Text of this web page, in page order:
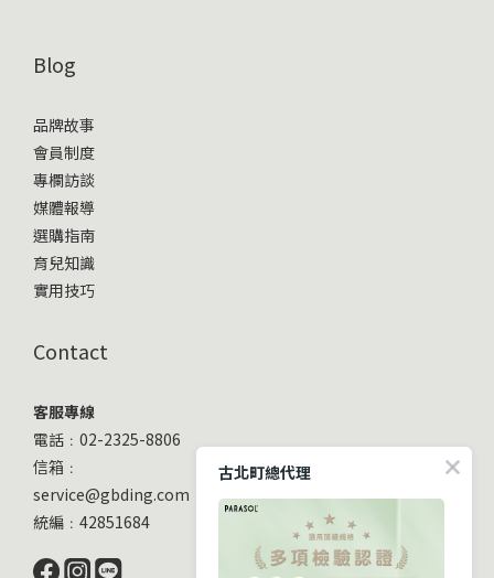
Blog
品牌故事
會員制度
專欄訪談
媒體報導
選購指南
育兒知識
實用技巧
Contact
客服專線
電話﹕02-2325-8806
信箱﹕
service@gbding.com
統編﹕42851684
古北町總代理